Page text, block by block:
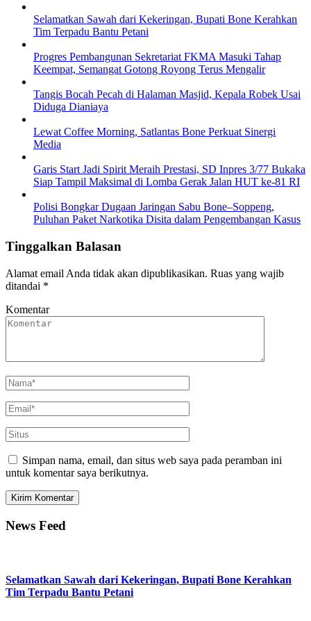
Selamatkan Sawah dari Kekeringan, Bupati Bone Kerahkan
Tim Terpadu Bantu Petani
Progres Pembangunan Sekretariat FKMA Masuki Tahap
Keempat, Semangat Gotong Royong Terus Mengalir
Tangis Bocah Pecah di Halaman Masjid, Kepala Robek Usai
Diduga Dianiaya
Lewat Coffee Morning, Satlantas Bone Perkuat Sinergi
Media
Garis Start Jadi Spirit Meraih Prestasi, SD Inpres 3/77 Bukaka
Siap Tampil Maksimal di Lomba Gerak Jalan HUT ke-81 RI
Polisi Bongkar Dugaan Jaringan Sabu Bone–Soppeng,
Puluhan Paket Narkotika Disita dalam Pengembangan Kasus
Tinggalkan Balasan
Alamat email Anda tidak akan dipublikasikan. Ruas yang wajib
ditandai *
Komentar
Simpan nama, email, dan situs web saya pada peramban ini
untuk komentar saya berikutnya.
News Feed
Selamatkan Sawah dari Kekeringan, Bupati Bone Kerahkan
Tim Terpadu Bantu Petani